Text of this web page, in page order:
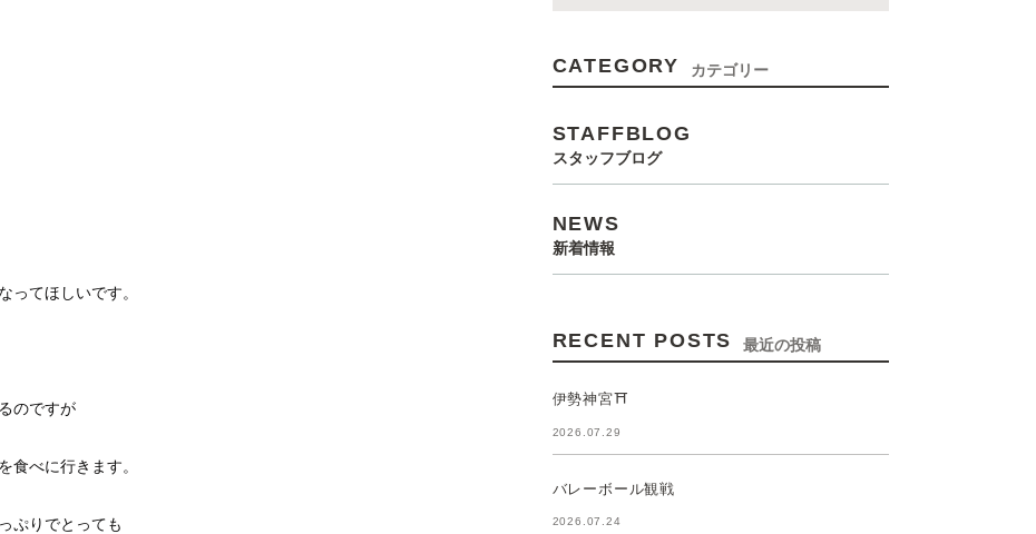
ってほしいです。
のですが
食べに行きます。
ぷりでとっても
CATEGORY カテゴリー
STAFFBLOG
スタッフブログ
NEWS
新着情報
RECENT POSTS 最近の投稿
伊勢神宮⛩️
2026.07.29
バレーボール観戦
2026.07.24